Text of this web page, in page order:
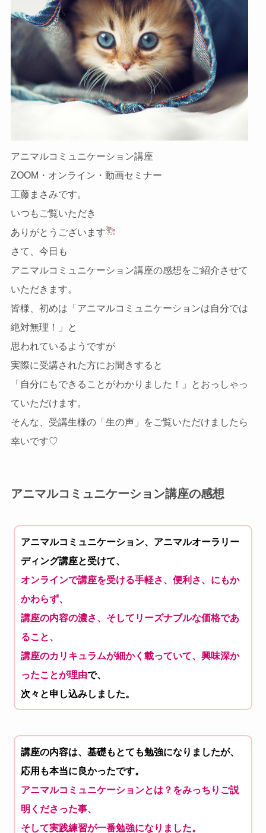
アニマルコミュニケーション講座
ZOOM・オンライン・動画セミナー
工藤まさみです。
いつもご覧いただき
ありがとうございます
さて、今日も
アニマルコミュニケーション講座の感想をご紹介させて
いただきます。
皆様、初めは「アニマルコミュニケーションは自分では
絶対無理！」と
思われているようですが
実際に受講された方にお聞きすると
「自分にもできることがわかりました！」とおっしゃっ
ていただけます。
そんな、受講生様の「生の声」をご覧いただけましたら
幸いです♡
アニマルコミュニケーション講座の感想
アニマルコミュニケーション、アニマルオーラリー
ディング講座と受けて、
オンラインで講座を受ける手軽さ、便利さ、にもか
かわらず、
講座の内容の濃さ、そしてリーズナブルな価格であ
ること、
講座のカリキュラムが細かく載っていて、興味深か
ったことが理由で、
次々と申し込みしました。
講座の内容は、基礎もとても勉強になりましたが、
応用も本当に良かったです。
アニマルコミュニケーションとは？ をみっちりご説
明くださった事、
そして実践練習が一番勉強になりました。